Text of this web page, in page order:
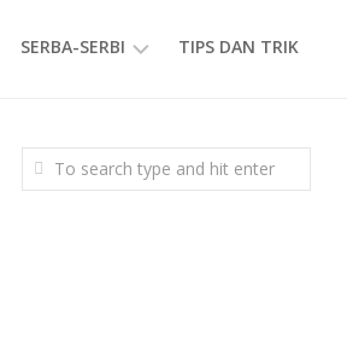
SERBA-SERBI
GAYA
HIDUP
TIPS DAN TRIK